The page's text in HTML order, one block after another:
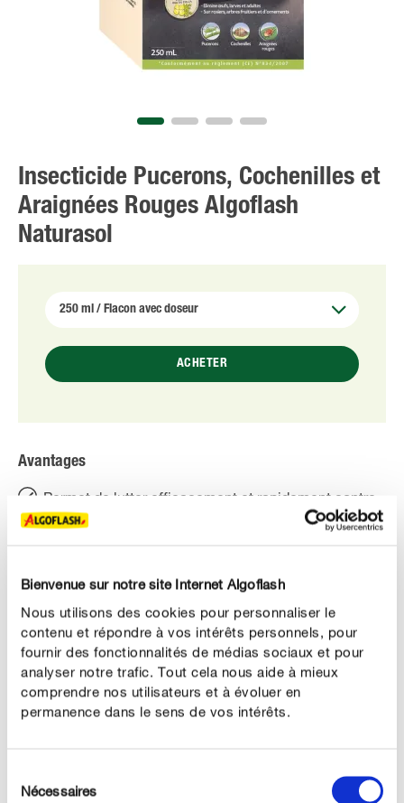
Bienvenue sur notre site Internet Algoflash
Nous utilisons des cookies pour personnaliser le
contenu et répondre à vos intérêts personnels, pour
fournir des fonctionnalités de médias sociaux et pour
analyser notre trafic. Tout cela nous aide à mieux
comprendre nos utilisateurs et à évoluer en
permanence dans le sens de vos intérêts.
duNécessaires
Insecticide Pucerons, Cochenilles et
Araignées Rouges Algoflash
Naturasol
ACHETER
Avantages
Permet de lutter efficacement et rapidement contre
les pucerons, cochenilles et araignées rouges
arbustes et des arbres
Asphyxie sur tous les stades de développement
(oeufs, larves et adultes)
A base d'huile de colza